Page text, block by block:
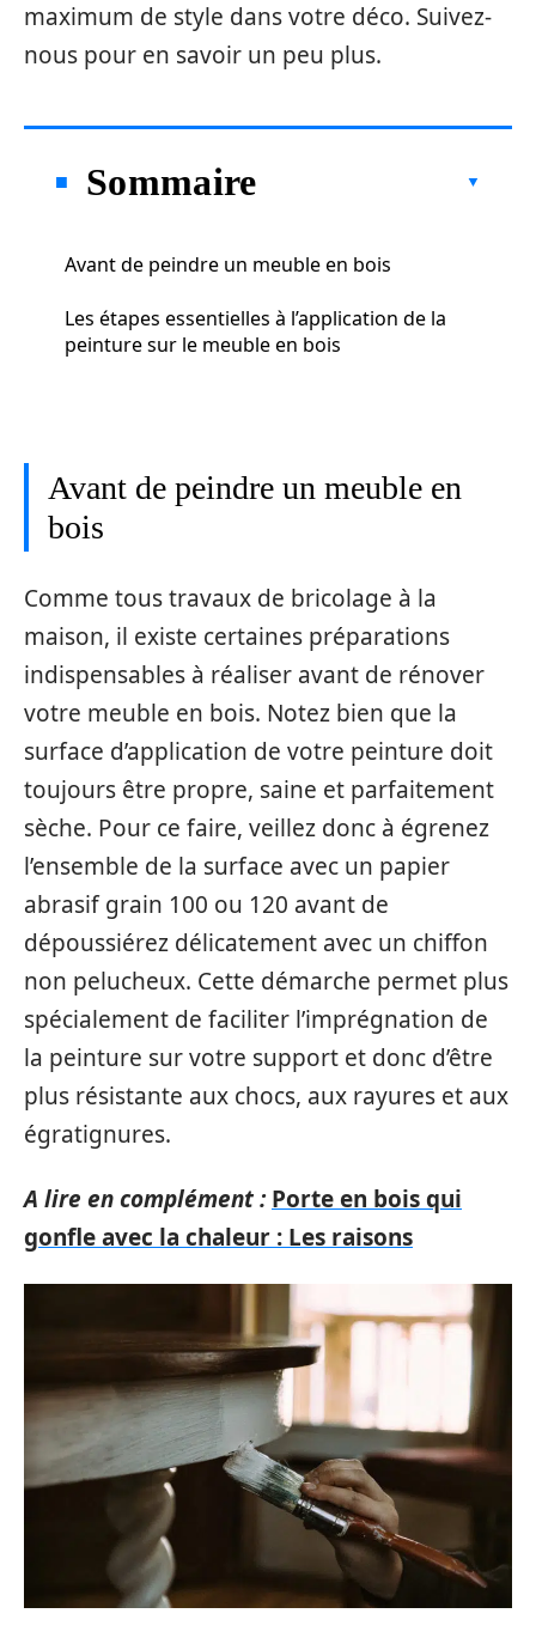
maximum de style dans votre déco. Suivez-
nous pour en savoir un peu plus.
Sommaire
Avant de peindre un meuble en bois
Les étapes essentielles à l’application de la
peinture sur le meuble en bois
Avant de peindre un meuble en
bois
Comme tous travaux de bricolage à la
maison, il existe certaines préparations
indispensables à réaliser avant de rénover
votre meuble en bois. Notez bien que la
surface d’application de votre peinture doit
toujours être propre, saine et parfaitement
sèche. Pour ce faire, veillez donc à égrenez
l’ensemble de la surface avec un papier
abrasif grain 100 ou 120 avant de
dépoussiérez délicatement avec un chiffon
non pelucheux. Cette démarche permet plus
spécialement de faciliter l’imprégnation de
la peinture sur votre support et donc d’être
plus résistante aux chocs, aux rayures et aux
égratignures.
A lire en complément : Porte en bois qui
gonfle avec la chaleur : Les raisons